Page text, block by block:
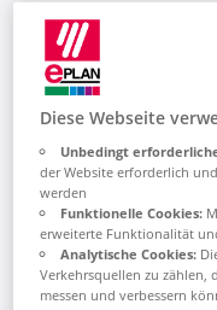
Rockwell
führender
Lebensqualität
Dänemark
Deutschland
Finnland
Frankreich
Griechenland
Diese Webseite
Unbedingt
der Website erforderlich
werden
Funktionelle Cookies:
erweiterte Funktionalität
Analytische Cookies:
Verkehrsquellen zu zählen,
messen und verbessern